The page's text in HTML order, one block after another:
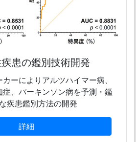
患の鑑別技術開発
ーによりアルツハイマー病、
症、パーキンソン病を予測・鑑
疾患鑑別方法の開発
詳細